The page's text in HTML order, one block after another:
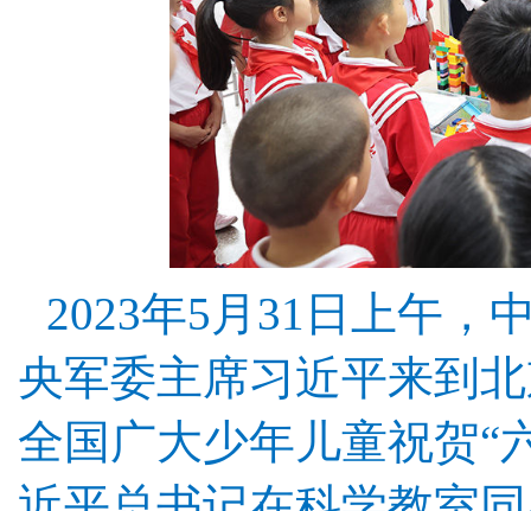
2023年5月31日上午，
央军委主席习近平来到
全国广大少年儿童祝贺“